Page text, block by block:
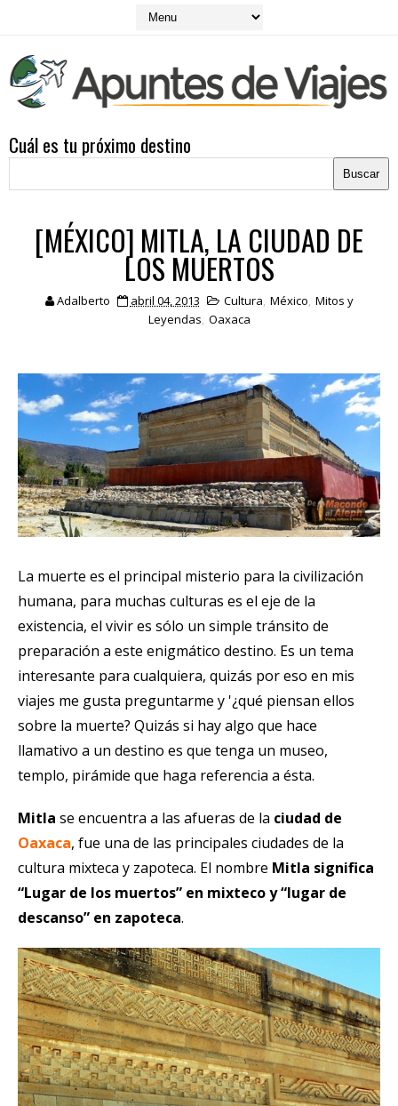
Cuál es tu próximo destino
[MÉXICO] MITLA, LA CIUDAD DE
LOS MUERTOS
Adalberto abril 04, 2013 Cultura, México, Mitos y
Leyendas, Oaxaca
La muerte es el principal misterio para la civilización
humana, para muchas culturas es el eje de la
existencia, el vivir es sólo un simple tránsito de
preparación a este enigmático destino. Es un tema
interesante para cualquiera, quizás por eso en mis
viajes me gusta preguntarme y '¿qué piensan ellos
sobre la muerte? Quizás si hay algo que hace
llamativo a un destino es que tenga un museo,
templo, pirámide que haga referencia a ésta.
Mitla se encuentra a las afueras de la ciudad de
Oaxaca, fue una de las principales ciudades de la
cultura mixteca y zapoteca. El nombre Mitla significa
“Lugar de los muertos” en mixteco y “lugar de
descanso” en zapoteca.